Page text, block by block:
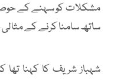
مشکلات کو سہنے کے
ساتھ سامنا کرنے کے
شہباز شریف کا کہنا تھا